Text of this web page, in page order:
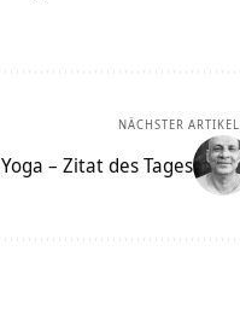
NÄCHSTER ARTIKEL
Yoga – Zitat des Tages